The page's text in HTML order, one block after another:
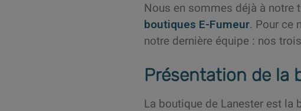
Nous en sommes déjà à notre
boutiques E-Fumeur. Pour ce
notre dernière équipe : nos
Présentation de la
La boutique de Lanester est la